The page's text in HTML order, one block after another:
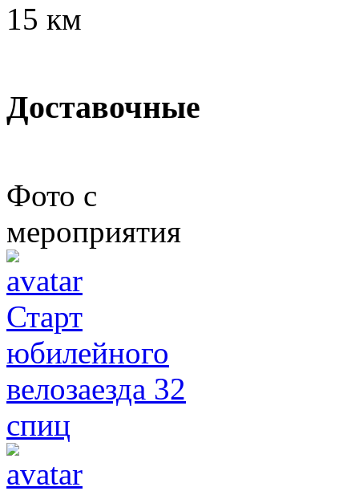
15 км
Доставочные
Фото с
мероприятия
Старт
юбилейного
велозаезда 32
спиц